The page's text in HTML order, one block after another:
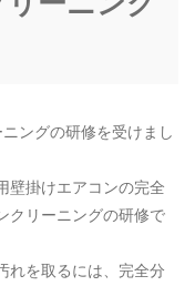
ングの研修を受けまし
壁掛けエアコンの完全
クリーニングの研修で
れを取るには、完全分